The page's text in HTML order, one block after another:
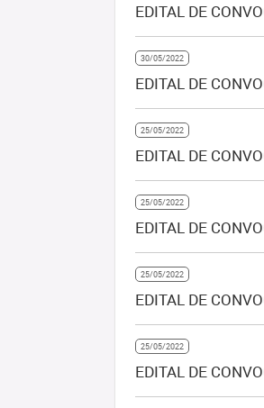
EDITAL DE
30/05/2022
EDITAL DE
25/05/2022
EDITAL DE
25/05/2022
EDITAL DE
25/05/2022
EDITAL DE
25/05/2022
EDITAL DE